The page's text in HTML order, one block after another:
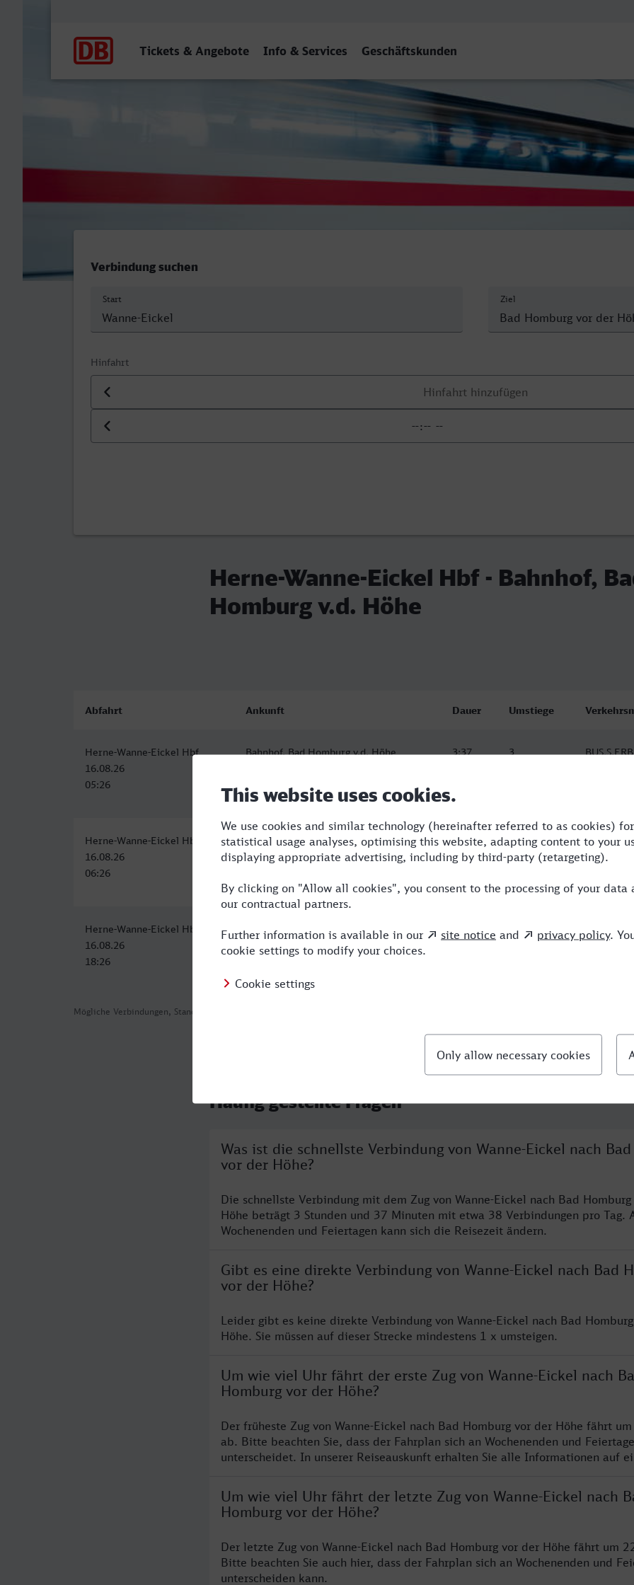
Tickets & Angebote Info & Services Geschäftskunden
Herne-Wanne-Eickel Hbf - Bahnhof, Bad Homburg v.d.
Verbindung suchen
Start Ziel
Hinfahrt
Datum der Hinfahrt
Uhrzeit der Hinfahrt
Herne-Wanne-Eickel Hbf - Bahnhof,
Homburg v.d. Höhe
Mögliche Verbindungen, Stand: 2026-08-02 05:37
Abfahrt Ankunft Dauer Umstiege
Herne-Wanne-Eickel Hbf
16.08.26
05:26
Bahnhof, Bad Homburg v.d. Höhe
3:37 3
Herne-Wanne-Eickel Hbf
16.08.26
06:26
Bahnhof, Bad Homburg v.d. Höhe
16.08.26
4:47 4
Herne-Wanne-Eickel Hbf
16.08.26
18:26
Bahnhof, Bad Homburg v.d. Höhe
16.08.26
Häufig gestellte Fragen
Was ist die schnellste Verbindung von Wanne-Eickel nach
vor der Höhe?
Die schnellste Verbindung mit dem Zug von Wanne-Eickel nach Bad
Höhe beträgt 3 Stunden und 37 Minuten mit etwa 38 Verbindungen pro Tag.
Wochenenden und Feiertagen kann sich die Reisezeit ändern.
Gibt es eine direkte Verbindung von Wanne-Eickel nach Bad
vor der Höhe?
Leider gibt es keine direkte Verbindung von Wanne-Eickel nach Bad
Höhe. Sie müssen auf dieser Strecke mindestens 1 x umsteigen.
Um wie viel Uhr fährt der erste Zug von Wanne-Eickel nach
Homburg vor der Höhe?
Der früheste Zug von Wanne-Eickel nach Bad Homburg vor der Höhe fährt
ab. Bitte beachten Sie, dass der Fahrplan sich an Wochenenden und
unterscheidet. In unserer Reiseauskunft erhalten Sie alle Informationen auf
Um wie viel Uhr fährt der letzte Zug von Wanne-Eickel nach
Homburg vor der Höhe?
Der letzte Zug von Wanne-Eickel nach Bad Homburg vor der Höhe fährt um
Bitte beachten Sie auch hier, dass der Fahrplan sich an Wochenenden und
unterscheiden kann.